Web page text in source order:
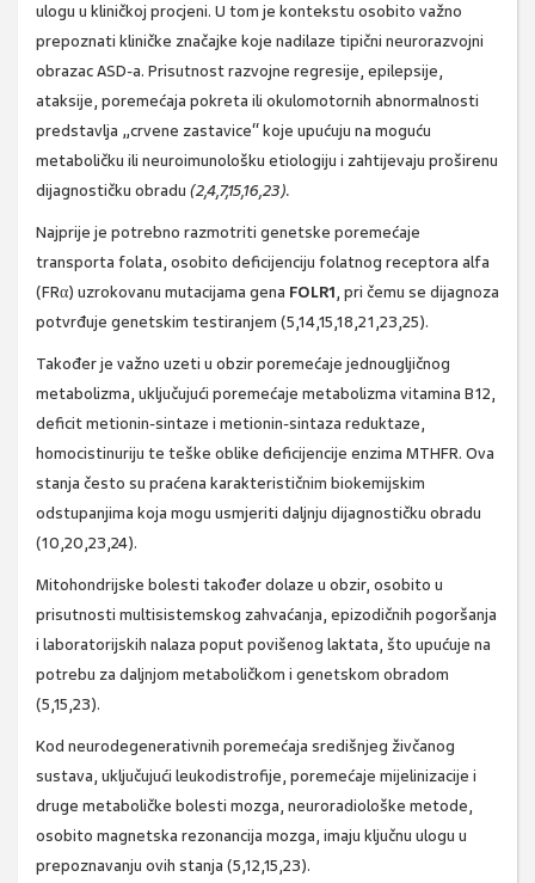
ulogu u kliničkoj procjeni. U tom je kontekstu osobito važno
prepoznati kliničke značajke koje nadilaze tipični neurorazvojni
obrazac ASD-a. Prisutnost razvojne regresije, epilepsije,
ataksije, poremećaja pokreta ili okulomotornih abnormalnosti
predstavlja „crvene zastavice“ koje upućuju na moguću
metaboličku ili neuroimunološku etiologiju i zahtijevaju proširenu
dijagnostičku obradu (2,4,7,15,16,23).
Najprije je potrebno razmotriti genetske poremećaje
transporta folata, osobito deficijenciju folatnog receptora alfa
(FRα) uzrokovanu mutacijama gena FOLR1, pri čemu se dijagnoza
potvrđuje genetskim testiranjem (5,14,15,18,21,23,25).
Također je važno uzeti u obzir poremećaje jednougljičnog
metabolizma, uključujući poremećaje metabolizma vitamina B12,
deficit metionin-sintaze i metionin-sintaza reduktaze,
homocistinuriju te teške oblike deficijencije enzima MTHFR. Ova
stanja često su praćena karakterističnim biokemijskim
odstupanjima koja mogu usmjeriti daljnju dijagnostičku obradu
(10,20,23,24).
Mitohondrijske bolesti također dolaze u obzir, osobito u
prisutnosti multisistemskog zahvaćanja, epizodičnih pogoršanja
i laboratorijskih nalaza poput povišenog laktata, što upućuje na
potrebu za daljnjom metaboličkom i genetskom obradom
(5,15,23).
Kod neurodegenerativnih poremećaja središnjeg živčanog
sustava, uključujući leukodistrofije, poremećaje mijelinizacije i
druge metaboličke bolesti mozga, neuroradiološke metode,
osobito magnetska rezonancija mozga, imaju ključnu ulogu u
prepoznavanju ovih stanja (5,12,15,23).